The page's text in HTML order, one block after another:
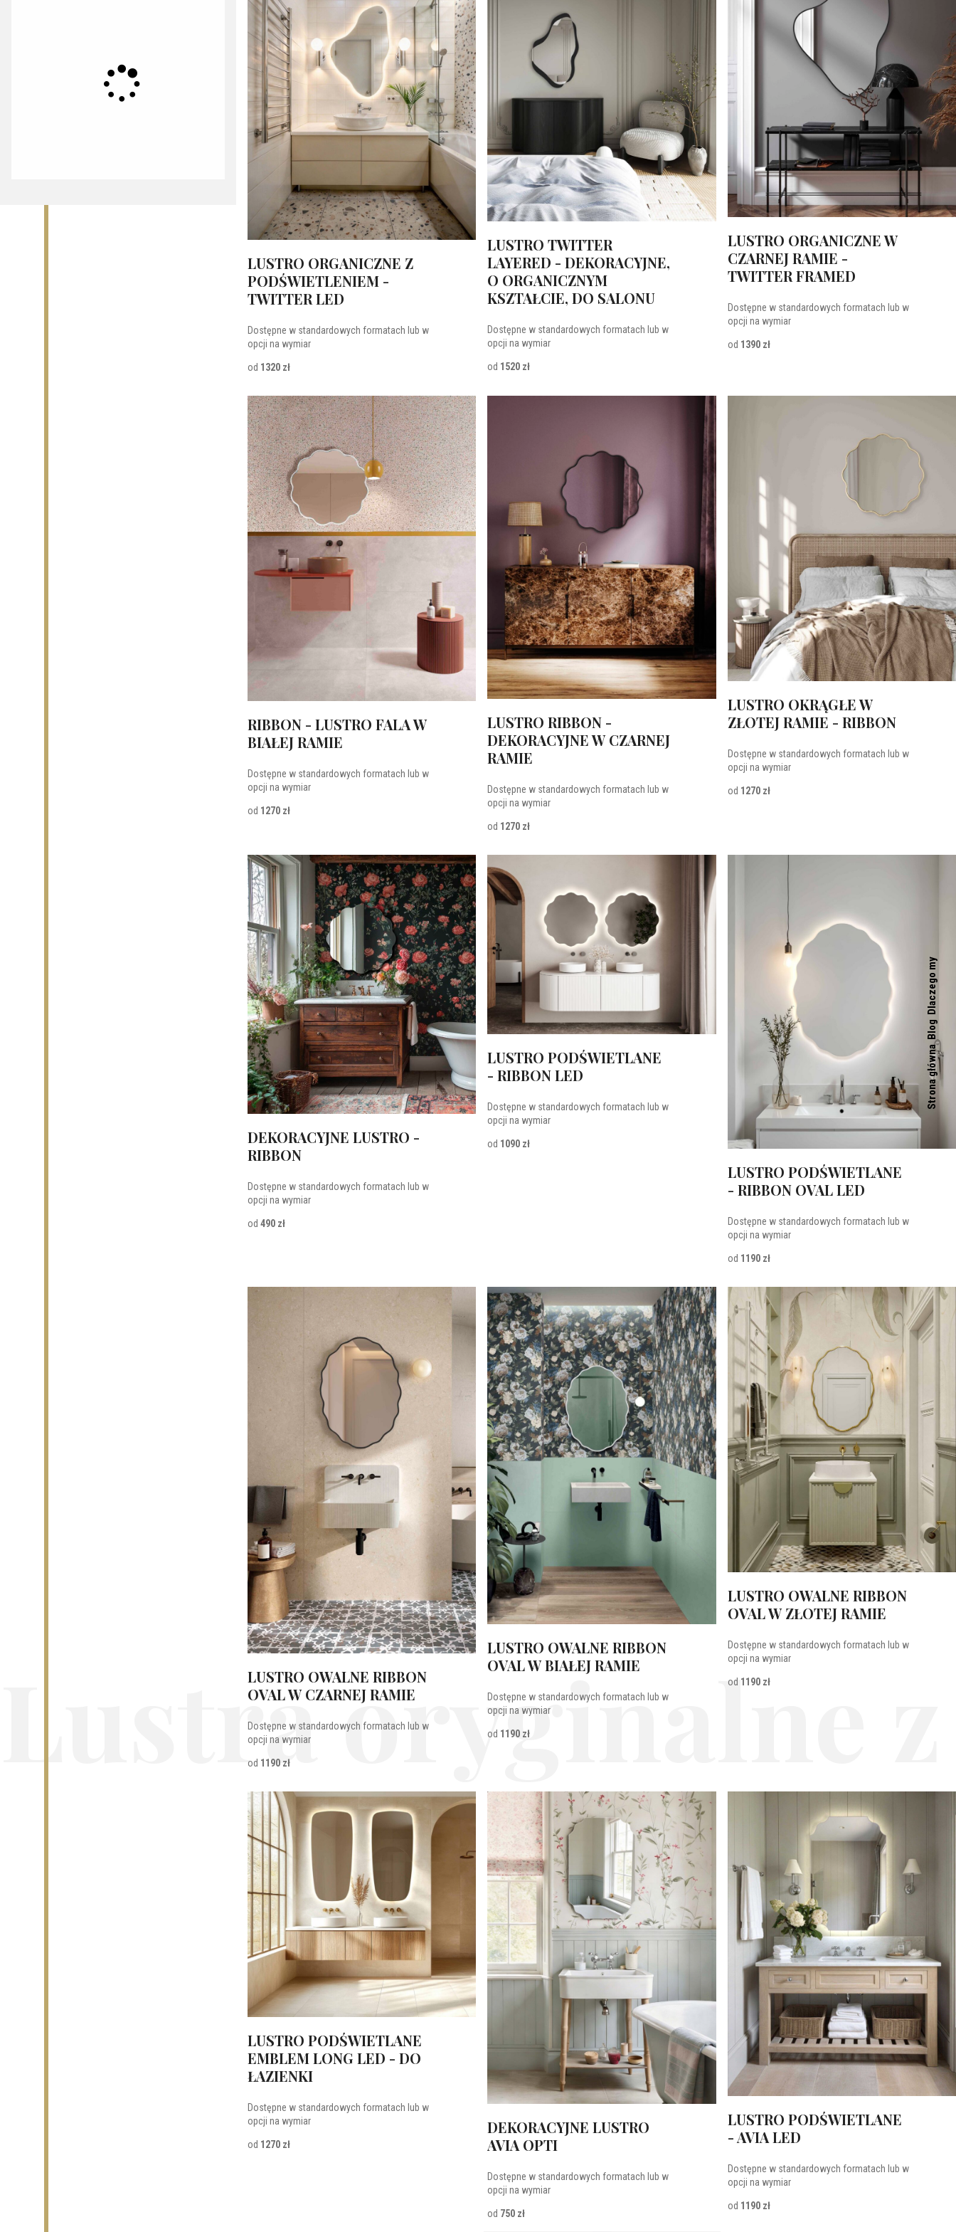
Dlaczego my
Blog
Strona główna
LUSTRO ORGANICZNE Z
PODŚWIETLENIEM -
TWITTER LED
Dostępne w standardowych formatach lub w
opcji na wymiar
od 1320 zł
LUSTRO TWITTER
LAYERED - DEKORACYJNE,
O ORGANICZNYM
KSZTAŁCIE, DO SALONU
Dostępne w standardowych formatach lub w
opcji na wymiar
od 1520 zł
LUSTRO ORGANICZNE W
CZARNEJ RAMIE -
TWITTER FRAMED
Dostępne w standardowych formatach lub w
opcji na wymiar
od 1390 zł
RIBBON - LUSTRO FALA W
BIAŁEJ RAMIE
Dostępne w standardowych formatach lub w
opcji na wymiar
od 1270 zł
LUSTRO RIBBON -
DEKORACYJNE W CZARNEJ
RAMIE
Dostępne w standardowych formatach lub w
opcji na wymiar
od 1270 zł
LUSTRO OKRĄGŁE W
ZŁOTEJ RAMIE - RIBBON
Dostępne w standardowych formatach lub w
opcji na wymiar
od 1270 zł
DEKORACYJNE LUSTRO -
RIBBON
Dostępne w standardowych formatach lub w
opcji na wymiar
od 490 zł
LUSTRO PODŚWIETLANE
- RIBBON LED
Dostępne w standardowych formatach lub w
opcji na wymiar
od 1090 zł
LUSTRO PODŚWIETLANE
- RIBBON OVAL LED
Dostępne w standardowych formatach lub w
opcji na wymiar
od 1190 zł
LUSTRO OWALNE RIBBON
OVAL W CZARNEJ RAMIE
Dostępne w standardowych formatach lub w
opcji na wymiar
od 1190 zł
LUSTRO OWALNE RIBBON
OVAL W BIAŁEJ RAMIE
Dostępne w standardowych formatach lub w
opcji na wymiar
od 1190 zł
LUSTRO OWALNE RIBBON
OVAL W ZŁOTEJ RAMIE
Dostępne w standardowych formatach lub w
opcji na wymiar
od 1190 zł
LUSTRO PODŚWIETLANE
EMBLEM LONG LED - DO
ŁAZIENKI
Dostępne w standardowych formatach lub w
opcji na wymiar
od 1270 zł
DEKORACYJNE LUSTRO
AVIA OPTI
Dostępne w standardowych formatach lub w
opcji na wymiar
od 750 zł
LUSTRO PODŚWIETLANE
- AVIA LED
Dostępne w standardowych formatach lub w
opcji na wymiar
od 1190 zł
Lustra